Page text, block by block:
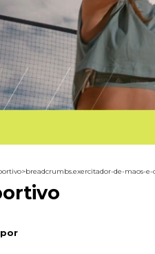
>breadcrumbs.exercitador-de-maos-